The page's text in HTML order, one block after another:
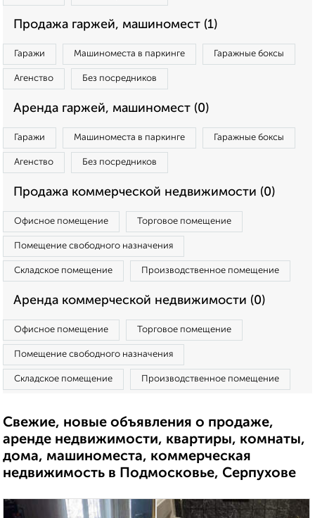
Продажа гаржей, машиномест (1)
Гаражи Машиноместа в паркинге Гаражные боксы
Агенство Без посредников
Аренда гаржей, машиномест (0)
Гаражи Машиноместа в паркинге Гаражные боксы
Агенство Без посредников
Продажа коммерческой недвижимости (0)
Офисное помещение Торговое помещение
Помещение свободного назначения
Складское помещение Производственное помещение
Аренда коммерческой недвижимости (0)
Офисное помещение Торговое помещение
Помещение свободного назначения
Складское помещение Производственное помещение
Свежие, новые объявления о продаже,
аренде недвижимости, квартиры, комнаты,
дома, машиноместа, коммерческая
недвижимость в Подмосковье, Серпухове